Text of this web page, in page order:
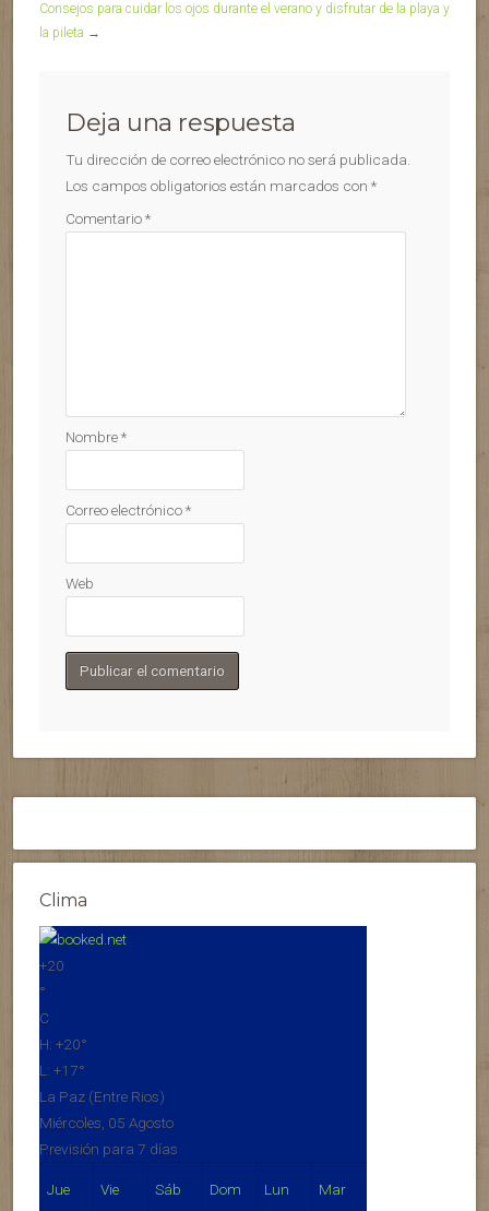
Consejos para cuidar los ojos durante el verano y disfrutar de la playa y
la pileta →
Deja una respuesta
Tu dirección de correo electrónico no será publicada.
Los campos obligatorios están marcados con *
Comentario*
Nombre*
Correo electrónico*
Web
Clima
+20
°
C
H: +20°
L: +17°
La Paz (Entre Rios)
Miércoles, 05 Agosto
Previsión para 7 días
Jue Vie Sáb Dom Lun Mar